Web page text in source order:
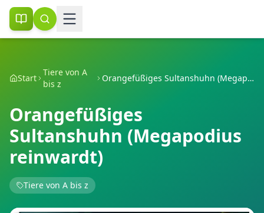
Start
Tiere von A
bis z
Orangefüßiges Sultanshuhn (Megapodius reinwardt)
Orangefüßiges
Sultanshuhn (Megapodius
reinwardt)
Tiere von A bis z